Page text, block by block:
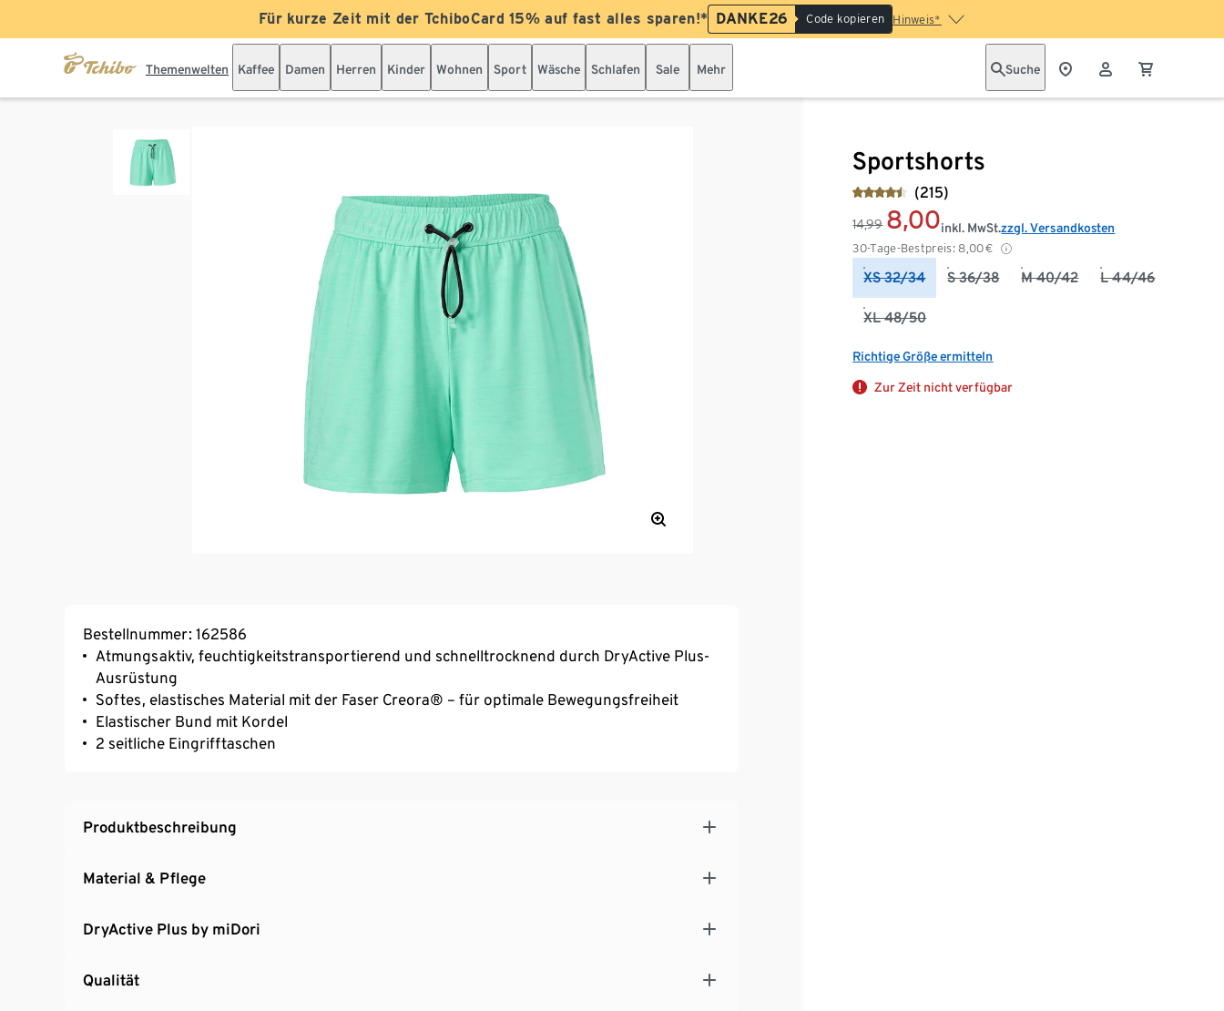
Für kurze Zeit mit der TchiboCard 15% auf fast alles sparen!* DANKE26 Code kopieren Hinweis*
Themenwelten Kaffee Damen Herren Kinder Wohnen Sport Wäsche Schlafen Sale Mehr Suche
Sportshorts
(215)
14,99 8,00
30-Tage-Bestpreis: 8,00€
inkl. MwSt.zzgl. Versandkosten
XS 32/34 S 36/38 M 40/42 L 44/46
XL 48/50
Richtige Größe ermitteln
Zur Zeit nicht verfügbar
Bestellnummer: 162586
Atmungsaktiv, feuchtigkeitstransportierend und schnelltrocknend durch DryActive Plus-
Ausrüstung
Softes, elastisches Material mit der Faser Creora® – für optimale Bewegungsfreiheit
Elastischer Bund mit Kordel
2 seitliche Eingrifftaschen
Produktbeschreibung
Material & Pflege
DryActive Plus by miDori
Qualität